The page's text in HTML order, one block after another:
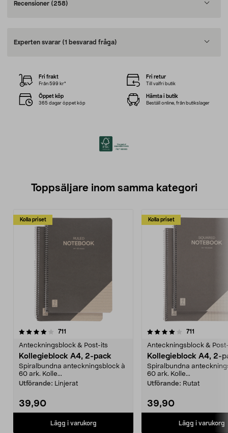
Recensioner (258)
Experten svarar (1 besvarad fråga)
Fri frakt
Från 599 kr*
Fri retur
Till valfri butik
Öppet köp
365 dagar öppet köp
Hämta i butik
Beställ online, från butikslager
Toppsäljare inom samma kategori
Kolla priset
711
Anteckningsblock & Post-its
Kollegieblock A4, 2-pack
Spiralbundna anteckningsblock à
60 ark. Kolle...
Utförande: Linjerat
39,90
Lägg i varukorg
Kolla priset
4.0 av 5 stjärnor 711
Anteckningsblock &
Kollegieblock A4, 2-
Spiralbundna
60 ark. Kolle...
Utförande: Rutat
39,90
Lägg i varukorg
4.5 av 5 stjärnor